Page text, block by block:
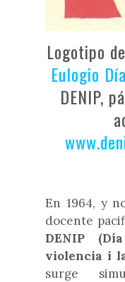
Logotipo
Eulogio
DENIP,
En 1964, y
docente
DENIP
(
violencia i
surge